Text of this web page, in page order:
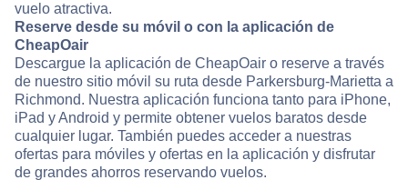
vuelo atractiva.
Reserve desde su móvil o con la aplicación de
CheapOair
Descargue la aplicación de CheapOair o reserve a través
de nuestro sitio móvil su ruta desde Parkersburg-Marietta a
Richmond. Nuestra aplicación funciona tanto para iPhone,
iPad y Android y permite obtener vuelos baratos desde
cualquier lugar. También puedes acceder a nuestras
ofertas para móviles y ofertas en la aplicación y disfrutar
de grandes ahorros reservando vuelos.